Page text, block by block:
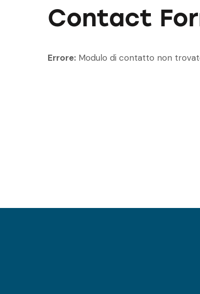
Contact
Errore: Modulo di contatto non